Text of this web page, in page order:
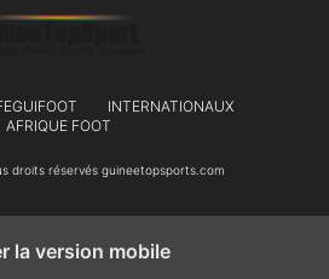
INTERNATIONAUX
AFRIQUE FOOT
droits réservés guineetopsports.com
la version mobile